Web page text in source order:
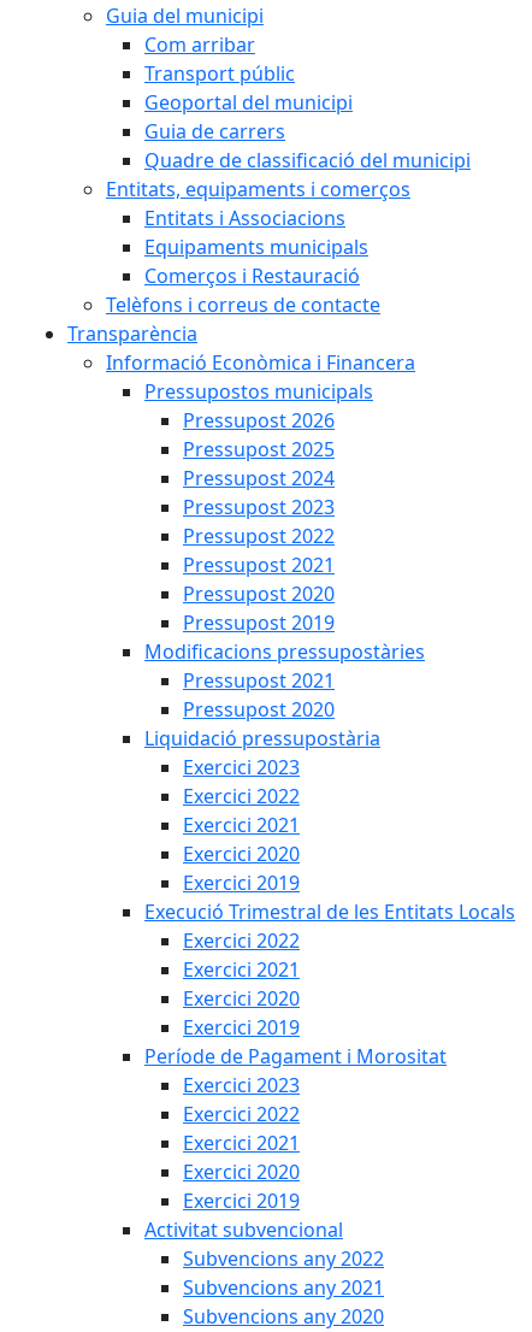
Guia del municipi
Com arribar
Transport públic
Geoportal del municipi
Guia de carrers
Quadre de classificació del municipi
Entitats, equipaments i comerços
Entitats i Associacions
Equipaments municipals
Comerços i Restauració
Telèfons i correus de contacte
Transparència
Informació Econòmica i Financera
Pressupostos municipals
Pressupost 2026
Pressupost 2025
Pressupost 2024
Pressupost 2023
Pressupost 2022
Pressupost 2021
Pressupost 2020
Pressupost 2019
Modificacions pressupostàries
Pressupost 2021
Pressupost 2020
Liquidació pressupostària
Exercici 2023
Exercici 2022
Exercici 2021
Exercici 2020
Exercici 2019
Execució Trimestral de les Entitats Locals
Exercici 2022
Exercici 2021
Exercici 2020
Exercici 2019
Període de Pagament i Morositat
Exercici 2023
Exercici 2022
Exercici 2021
Exercici 2020
Exercici 2019
Activitat subvencional
Subvencions any 2022
Subvencions any 2021
Subvencions any 2020